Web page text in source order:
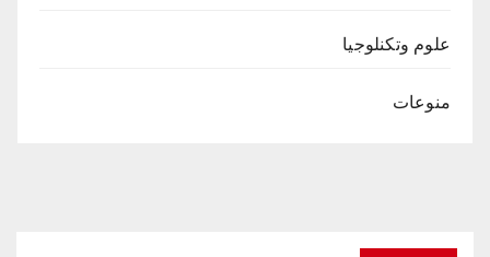
علوم وتكنلوجيا
منوعات